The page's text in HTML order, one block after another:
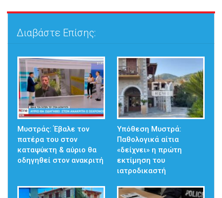
Διαβάστε Επίσης:
Μυστράς: Έβαλε τον
πατέρα του στον
καταψύκτη & αύριο θα
οδηγηθεί στον ανακριτή
Υπόθεση Μυστρά:
Παθολογικά αίτια
«δείχνει» η πρώτη
εκτίμηση του
ιατροδικαστή